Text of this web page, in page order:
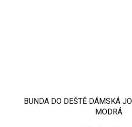
BUNDA DO DEŠTĚ DÁMSKÁ
MODRÁ